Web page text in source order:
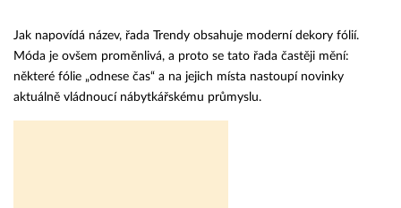
Jak napovídá název, řada Trendy obsahuje moderní dekory fólií.
Móda je ovšem proměnlivá, a proto se tato řada častěji mění:
některé fólie „odnese čas“ a na jejich místa nastoupí novinky
aktuálně vládnoucí nábytkářskému průmyslu.